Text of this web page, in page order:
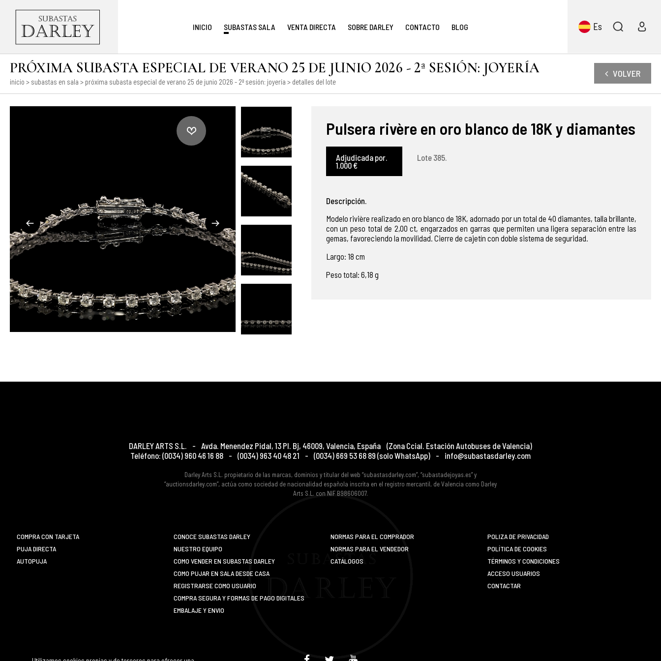
INICIO SUBASTAS SALA VENTA DIRECTA SOBRE DARLEY CONTACTO BLOG Es
PRÓXIMA SUBASTA ESPECIAL DE VERANO 25 DE JUNIO 2026 - 2ª SESIÓN: JOYERÍA
inicio > subastas en sala > próxima subasta especial de verano 25 de junio 2026 - 2ª sesión: joyería > detalles del lote
VOLVER
Pulsera rivère en oro blanco de 18K y diamantes
Adjudicada por.
1.000 €
Lote 385.
Descripción.
Modelo rivière realizado en oro blanco de 18K, adornado por un total de 40 diamantes, talla brillante,
con un peso total de 2,00 ct, engarzados en garras que permiten una ligera separación entre las
gemas, favoreciendo la movilidad. Cierre de cajetín con doble sistema de seguridad.
Largo: 18 cm
Peso total: 6,18 g
DARLEY ARTS S.L. - Avda. Menendez Pidal, 13 Pl. Bj, 46009, Valencia, España (Zona Ccial. Estación Autobuses de Valencia)
Teléfono: (0034) 960 46 16 88 - (0034) 963 40 48 21 - (0034) 669 53 68 89 (solo WhatsApp) - info@subastasdarley.com
Darley Arts S.L. propietario de las marcas, dominios y titular del web “subastasdarley.com”, “subastadejoyas.es” y
“auctionsdarley.com”, actúa como sociedad de nacionalidad española inscrita en el registro mercantil, de Valencia como Darley
Arts S.L. con NIF B98606007.
COMPRA CON TARJETA
PUJA DIRECTA
AUTOPUJA
CONOCE SUBASTAS DARLEY
NUESTRO EQUIPO
COMO VENDER EN SUBASTAS DARLEY
COMO PUJAR EN SALA DESDE CASA
REGISTRARSE COMO USUARIO
COMPRA SEGURA Y FORMAS DE PAGO DIGITALES
EMBALAJE Y ENVIO
NORMAS PARA EL COMPRADOR
NORMAS PARA EL VENDEDOR
CATÁLOGOS
POLIZA DE PRIVACIDAD
POLÍTICA DE COOKIES
TÉRMINOS Y CONDICIONES
ACCESO USUARIOS
CONTACTAR